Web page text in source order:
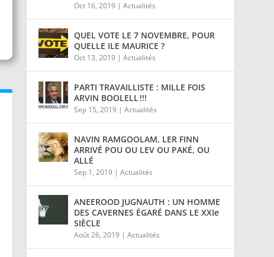
Oct 16, 2019 | Actualités
QUEL VOTE LE 7 NOVEMBRE, POUR
QUELLE ILE MAURICE ?
Oct 13, 2019 | Actualités
PARTI TRAVAILLISTE : MILLE FOIS
ARVIN BOOLELL !!!
Sep 15, 2019 | Actualités
NAVIN RAMGOOLAM, LER FINN
ARRIVÉ POU OU LEV OU PAKÉ, OU
ALLÉ
Sep 1, 2019 | Actualités
ANEEROOD JUGNAUTH : UN HOMME
DES CAVERNES ÉGARÉ DANS LE XXIe
SIÈCLE
Août 26, 2019 | Actualités